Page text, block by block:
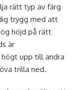
rätt typ av färg
trygg med att
höjd på rätt
är
upp till andra
trilla ned.